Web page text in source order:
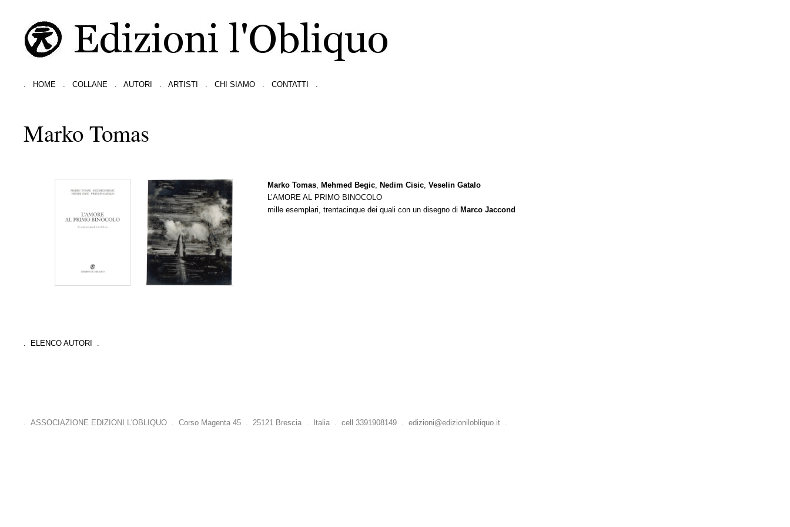
. HOME . COLLANE . AUTORI . ARTISTI . CHI SIAMO . CONTATTI .
Marko Tomas
Marko Tomas, Mehmed Begic, Nedim Cisic, Veselin Gatalo
L’AMORE AL PRIMO BINOCOLO
mille esemplari, trentacinque dei quali con un disegno di Marco Jaccond
. ELENCO AUTORI .
. ASSOCIAZIONE EDIZIONI L'OBLIQUO . Corso Magenta 45 . 25121 Brescia . Italia . cell 3391908149 .edizioni@edizionilobliquo.it .